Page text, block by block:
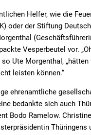
Helfer, wie die
oder der Stiftung
Vesperbeutel vor.
so Ute Morgenthal,
leisten können.“
ehrenamtliche
bedankte sich auch
Bodo Ramelow.
Thüringens